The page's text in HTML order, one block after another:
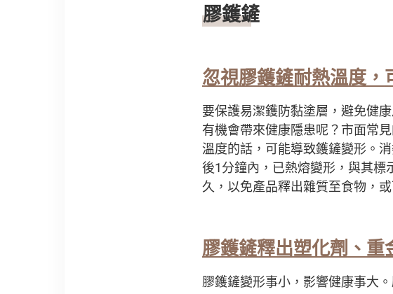
膠鑊鏟
忽視膠鑊鏟耐熱溫度，
要保護易潔鑊防黏塗層，避免健
有機會帶來健康隱患呢？市面常
溫度的話，可能導致鑊鏟變形。
後1分鐘內，已熱熔變形，與其
久，以免產品釋出雜質至食物，
膠鑊鏟釋出塑化劑 、 重
膠鑊鏟變形事小，影響健康事大